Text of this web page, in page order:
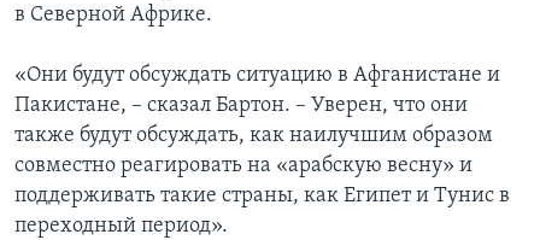
в Северной Африке.
«Они будут обсуждать ситуацию в Афганистане и
Пакистане, – сказал Бартон. – Уверен, что они
также будут обсуждать, как наилучшим образом
совместно реагировать на «арабскую весну» и
поддерживать такие страны, как Египет и Тунис в
переходный период».